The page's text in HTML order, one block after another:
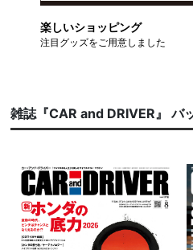
楽しいショッピング
注目グッズをご用意しました
雑誌『CAR and DRIVER』 バ